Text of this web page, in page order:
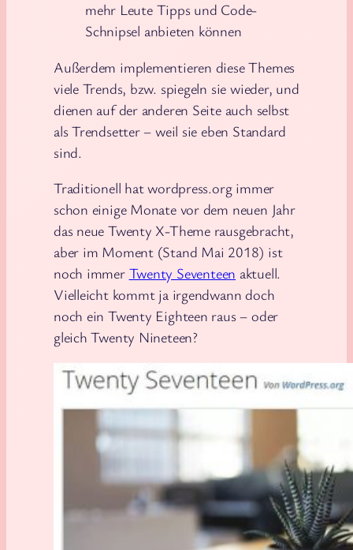
mehr Leute Tipps und Code-
Schnipsel anbieten können
Außerdem implementieren diese Themes
viele Trends, bzw. spiegeln sie wieder, und
dienen auf der anderen Seite auch selbst
als Trendsetter – weil sie eben Standard
sind.
Traditionell hat wordpress.org immer
schon einige Monate vor dem neuen Jahr
das neue Twenty X-Theme rausgebracht,
aber im Moment (Stand Mai 2018) ist
noch immer Twenty Seventeen aktuell.
Vielleicht kommt ja irgendwann doch
noch ein Twenty Eighteen raus – oder
gleich Twenty Nineteen?